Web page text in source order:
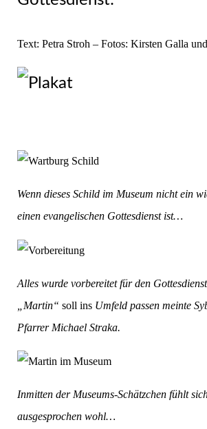
Text: Petra Stroh – Fotos: Kirsten Galla
Wenn dieses Schild im Museum nicht ein
einen evangelischen Gottesdienst ist…
Alles wurde vorbereitet für den
„Martin“ soll ins Umfeld passen meinte
Pfarrer Michael Straka.
Inmitten der Museums-Schätzchen fühlt
ausgesprochen wohl…